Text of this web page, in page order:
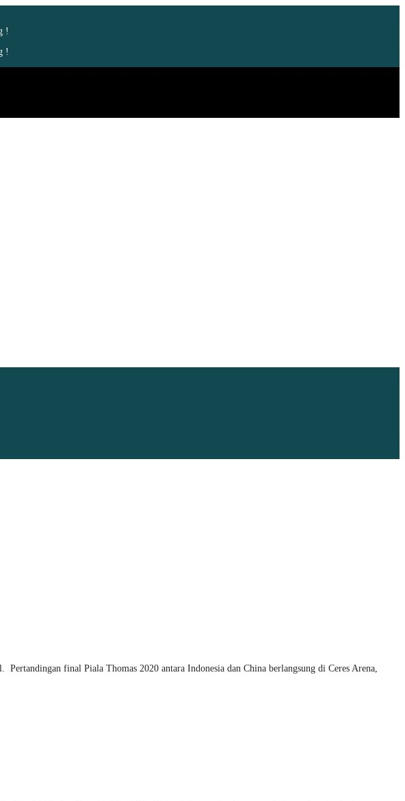
!
!
final Piala Thomas 2020 antara Indonesia dan China berlangsung di Ceres Arena,